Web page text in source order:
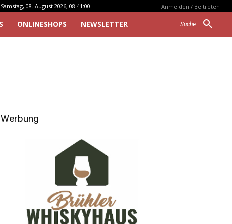
Samstag, 08. August 2026, 08:41:00 Anmelden / Beitreten
Suche
ONLINESHOPS NEWSLETTER
Werbung